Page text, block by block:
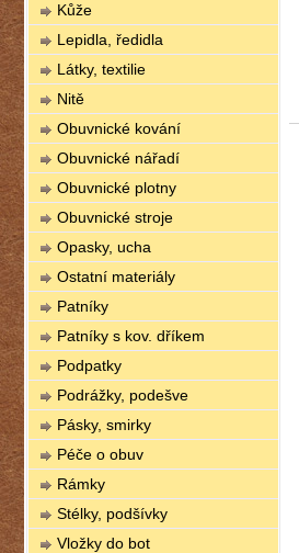
Kůže
Lepidla, ředidla
Látky, textilie
Nitě
Obuvnické kování
Obuvnické nářadí
Obuvnické plotny
Obuvnické stroje
Opasky, ucha
Ostatní materiály
Patníky
Patníky s kov. dříkem
Podpatky
Podrážky, podešve
Pásky, smirky
Péče o obuv
Rámky
Stélky, podšívky
Vložky do bot